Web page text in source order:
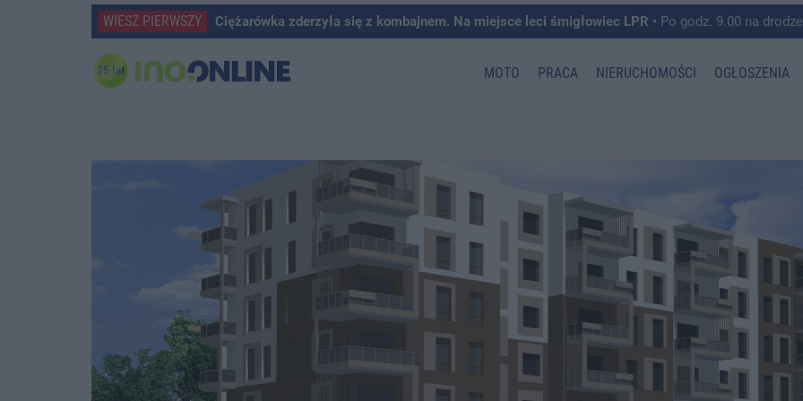
WIESZ PIERWSZY Ciężarówka zderzyła się z kombajnem. Na miejsce leci śmigłowiec LPR • Po godz. 9.00 na drodze krajowej pomiędzy
MOTO PRACA NIERUCHOMOŚCI OGŁOSZENIA